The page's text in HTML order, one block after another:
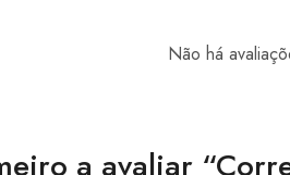
Não há
a avaliar